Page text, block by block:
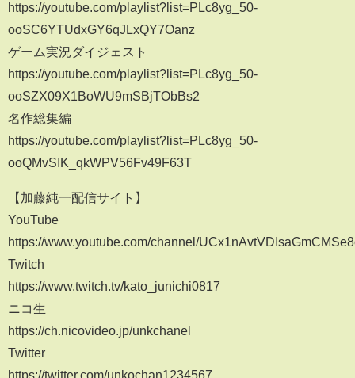
https://youtube.com/playlist?list=PLc8yg_50-
ooSC6YTUdxGY6qJLxQY7Oanz
ゲーム実況ダイジェスト
https://youtube.com/playlist?list=PLc8yg_50-
ooSZX09X1BoWU9mSBjTObBs2
名作総集編
https://youtube.com/playlist?list=PLc8yg_50-
ooQMvSIK_qkWPV56Fv49F63T
【加藤純一配信サイト】
YouTube
https://www.youtube.com/channel/
Twitch
https://www.twitch.tv/kato_junichi0817
ニコ生
https://ch.nicovideo.jp/unkchanel
Twitter
https://twitter.com/unkochan1234567